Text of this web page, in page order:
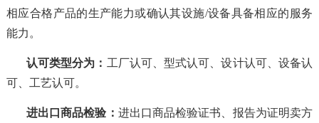
相应合格产品的生产能力或确认其设施/设备具备相应的服务
能力。
认可类型分为 ： 工厂认可、型式认可、设计认可、设备认
可、工艺认可。
进出口商品检验 ： 进出口商品检验证书、报告为证明卖方